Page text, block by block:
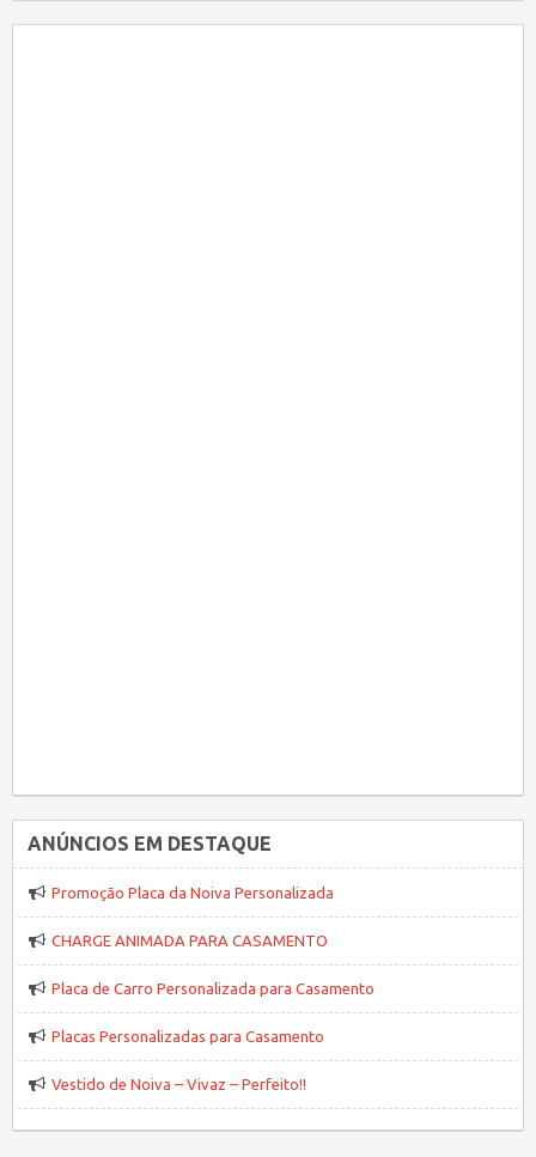
ANÚNCIOS EM DESTAQUE
Promoção Placa da Noiva Personalizada
CHARGE ANIMADA PARA CASAMENTO
Placa de Carro Personalizada para Casamento
Placas Personalizadas para Casamento
Vestido de Noiva – Vivaz – Perfeito!!